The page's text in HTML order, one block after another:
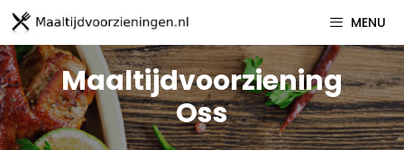
Spring
naar
inhoud
MENU
Maaltijdvoorziening
Oss